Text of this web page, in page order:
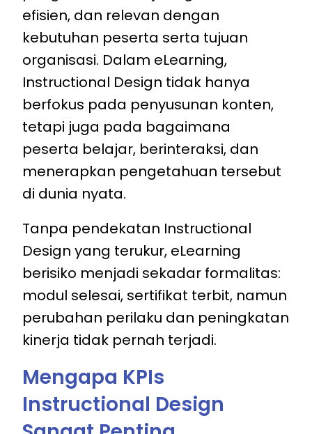
efisien, dan relevan dengan
kebutuhan peserta serta tujuan
organisasi. Dalam eLearning,
Instructional Design tidak hanya
berfokus pada penyusunan konten,
tetapi juga pada bagaimana
peserta belajar, berinteraksi, dan
menerapkan pengetahuan tersebut
di dunia nyata.
Tanpa pendekatan Instructional
Design yang terukur, eLearning
berisiko menjadi sekadar formalitas:
modul selesai, sertifikat terbit, namun
perubahan perilaku dan peningkatan
kinerja tidak pernah terjadi.
Mengapa KPIs
Instructional Design